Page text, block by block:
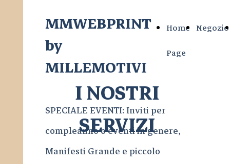
MMWEBPRINT
by
MILLEMOTIVI
Home
Page
Negozio
I NOSTRI
SERVIZI
SPECIALE EVENTI: Inviti per
compleanno o eventi in genere,
Manifesti Grande e piccolo